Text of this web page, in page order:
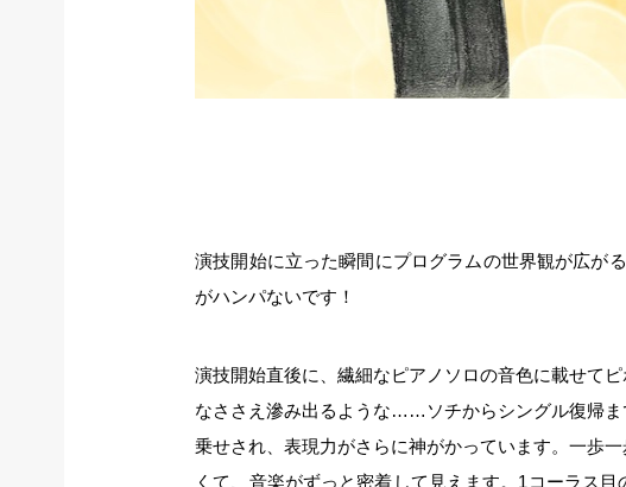
演技開始に立った瞬間にプログラムの世界観が広が
がハンパないです！
演技開始直後に、繊細なピアノソロの音色に載せて
なささえ滲み出るような……ソチからシングル復帰
乗せされ、表現力がさらに神がかっています。一歩
くて、音楽がずっと密着して見えます。1コーラス